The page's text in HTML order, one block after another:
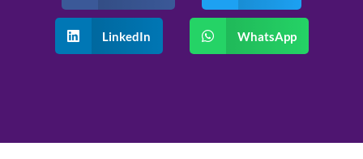
LinkedIn WhatsApp